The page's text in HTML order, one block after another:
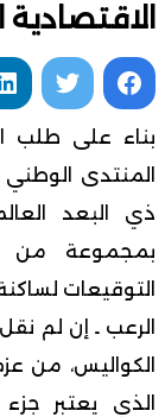
بناء على طلب
المنتدى
ذي البعد
بمجموعة من
التوقيعات
الرعب ـ إن لم
الكواليس، من
الذي يعتبر